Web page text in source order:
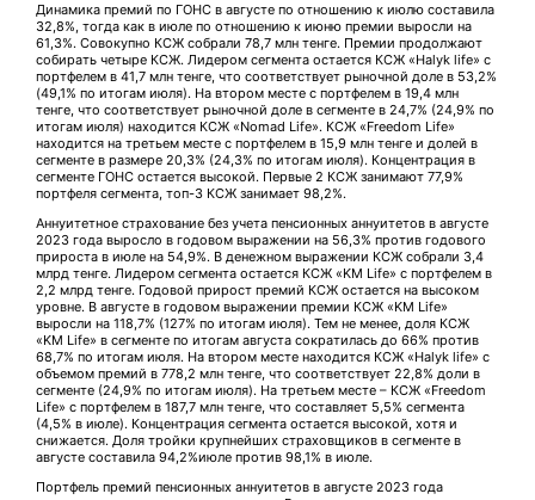
Динамика премий по ГОНС в августе по отношению к июлю составила
32,8%, тогда как в июле по отношению к июню премии выросли на
61,3%. Совокупно КСЖ собрали 78,7 млн тенге. Премии продолжают
собирать четыре КСЖ. Лидером сегмента остается КСЖ «Halyk life» с
портфелем в 41,7 млн тенге, что соответствует рыночной доле в 53,2%
(49,1% по итогам июля). На втором месте с портфелем в 19,4 млн
тенге, что соответствует рыночной доле в сегменте в 24,7% (24,9% по
итогам июля) находится КСЖ «Nomad Life». КСЖ «Freedom Life»
находится на третьем месте с портфелем в 15,9 млн тенге и долей в
сегменте в размере 20,3% (24,3% по итогам июля). Концентрация в
сегменте ГОНС остается высокой. Первые 2 КСЖ занимают 77,9%
портфеля сегмента, топ-3 КСЖ занимает 98,2%.
Аннуитетное страхование без учета пенсионных аннуитетов в августе
2023 года выросло в годовом выражении на 56,3% против годового
прироста в июле на 54,9%. В денежном выражении КСЖ собрали 3,4
млрд тенге. Лидером сегмента остается КСЖ «KM Life» с портфелем в
2,2 млрд тенге. Годовой прирост премий КСЖ остается на высоком
уровне. В августе в годовом выражении премии КСЖ «KM Life»
выросли на 118,7% (127% по итогам июля). Тем не менее, доля КСЖ
«KM Life» в сегменте по итогам августа сократилась до 66% против
68,7% по итогам июля. На втором месте находится КСЖ «Halyk life» с
объемом премий в 778,2 млн тенге, что соответствует 22,8% доли в
сегменте (24,9% по итогам июля). На третьем месте – КСЖ «Freedom
Life» с портфелем в 187,7 млн тенге, что составляет 5,5% сегмента
(4,5% в июле). Концентрация сегмента остается высокой, хотя и
снижается. Доля тройки крупнейших страховщиков в сегменте в
августе составила 94,2%июле против 98,1% в июле.
Портфель премий пенсионных аннуитетов в августе 2023 года